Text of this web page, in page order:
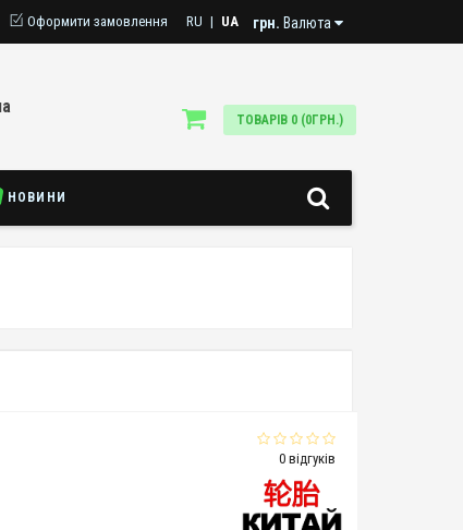
Оформити замовлення RU | UA грн. Валюта
ТОВАРІВ 0 (0ГРН.)
НОВИНИ
0 відгуків